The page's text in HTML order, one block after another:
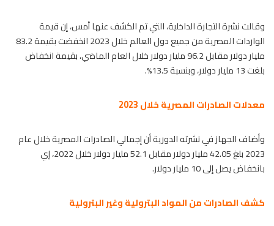
وقالت نشرة التجارة الداخلية، التي تم الكشف عنها أمس، إن قيمة
الواردات المصرية من جميع دول العالم خلال 2023 انخفضت بقيمة 83.2
مليار دولار مقابل 96.2 مليار دولار خلال العام الماضي، بقيمة انخفاض
بلغت 13 مليار دولار، وبنسبة 13.5%.
معدلات الصادرات المصرية خلال 2023
وأضاف الجهاز في نشرته الدورية أن إجمالي الصادرات المصرية خلال عام
2023 بلغ 42.05 مليار دولار مقابل 52.1 مليار دولار خلال 2022، إي
بانخفاض يصل إلى10 مليار دولار.
كشف الصادرات من المواد البترولية وغير البترولية